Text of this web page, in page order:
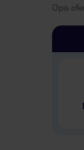
Opis